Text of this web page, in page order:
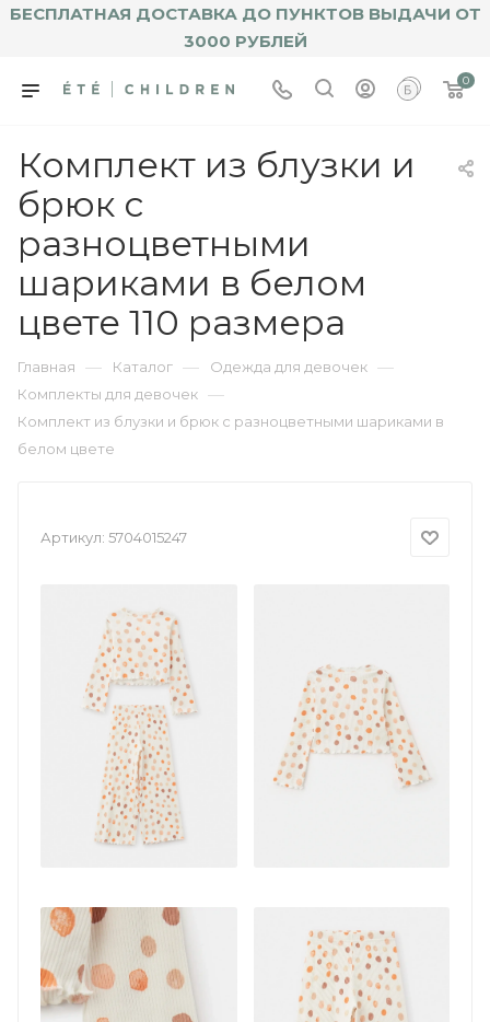
БЕСПЛАТНАЯ ДОСТАВКА ДО ПУНКТОВ ВЫДАЧИ ОТ
3000 РУБЛЕЙ
0
Комплект из блузки и
брюк с
разноцветными
шариками в белом
цвете 110 размера
Главная — Каталог — Одежда для девочек —
Комплекты для девочек —
Комплект из блузки и брюк с разноцветными шариками в
белом цвете
Артикул: 5704015247